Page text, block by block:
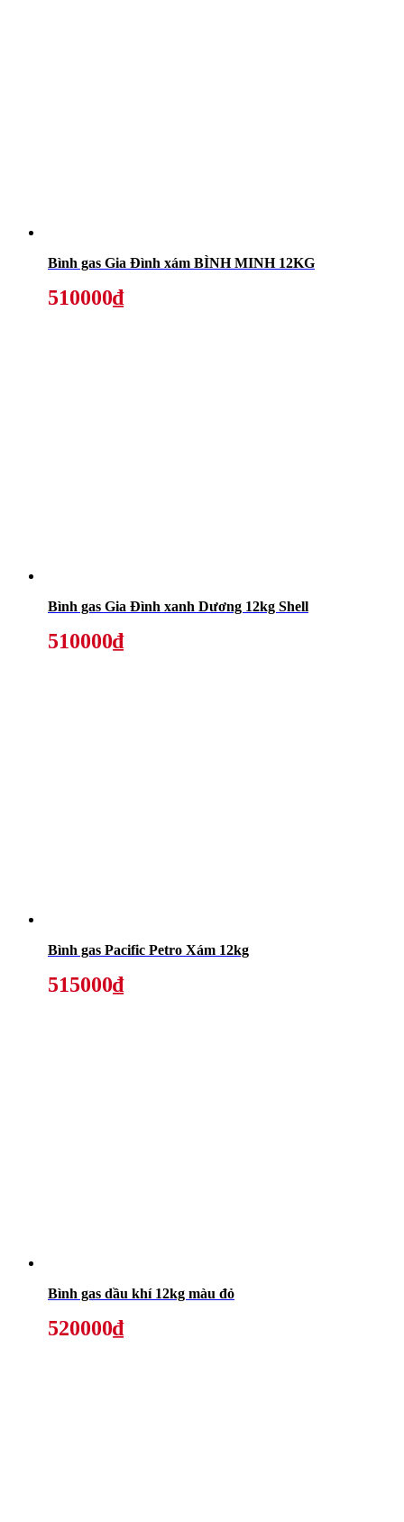
Bình gas Gia Đình xám BÌNH MINH 12KG
510000₫
Bình gas Gia Đình xanh Dương 12kg Shell
510000₫
Bình gas Pacific Petro Xám 12kg
515000₫
Bình gas dầu khí 12kg màu đỏ
520000₫